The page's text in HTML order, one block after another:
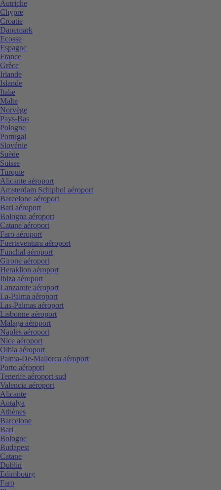
Autriche
Chypre
Croatie
Danemark
Ecosse
Espagne
France
Grèce
Irlande
Islande
Italie
Malte
Norvège
Pays-Bas
Pologne
Portugal
Slovénie
Suède
Suisse
Turquie
Alicante aéroport
Amsterdam Schiphol aéroport
Barcelone aéroport
Bari aéroport
Bologna aéroport
Catane aéroport
Faro aéroport
Fuerteventura aéroport
Funchal aéroport
Girone aéroport
Heraklion aéroport
Ibiza aéroport
Lanzarote aéroport
La-Palma aéroport
Las-Palmas aéroport
Lisbonne aéroport
Malaga aéroport
Naples aéroport
Nice aéroport
Olbia aéroport
Palma-De-Mallorca aéroport
Porto aéroport
Tenerife aéroport sud
Valencia aéroport
Alicante
Antalya
Athènes
Barcelone
Bari
Bologne
Budapest
Catane
Dublin
Edimbourg
Faro